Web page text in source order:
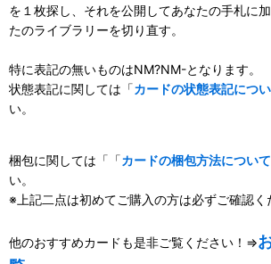
を１枚探し、それを公開してあなたの手札に
たのライブラリーを切り直す。
特に表記の無いものはNM?NM-となります。
状態表記に関しては「カードの状態表記につ
い。
梱包に関しては「「カードの梱包方法について
い。
※上記二点は初めてご購入の方は必ずご確認く
他のおすすめカードも是非ご覧ください！⇒